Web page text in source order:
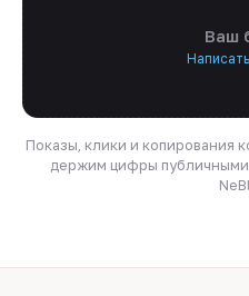
Ваш
Показы, клики и копирования
держим цифры публичными